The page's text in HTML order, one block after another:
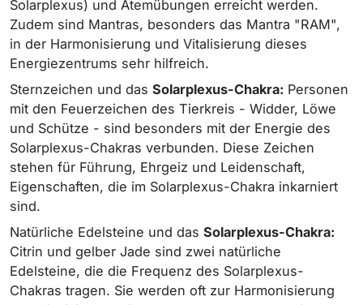
Solarplexus) und Atemübungen erreicht werden.
Zudem sind Mantras, besonders das Mantra "RAM",
in der Harmonisierung und Vitalisierung dieses
Energiezentrums sehr hilfreich.
Sternzeichen und das Solarplexus-Chakra: Personen
mit den Feuerzeichen des Tierkreis - Widder, Löwe
und Schütze - sind besonders mit der Energie des
Solarplexus-Chakras verbunden. Diese Zeichen
stehen für Führung, Ehrgeiz und Leidenschaft,
Eigenschaften, die im Solarplexus-Chakra inkarniert
sind.
Natürliche Edelsteine und das Solarplexus-Chakra:
Citrin und gelber Jade sind zwei natürliche
Edelsteine, die die Frequenz des Solarplexus-
Chakras tragen. Sie werden oft zur Harmonisierung